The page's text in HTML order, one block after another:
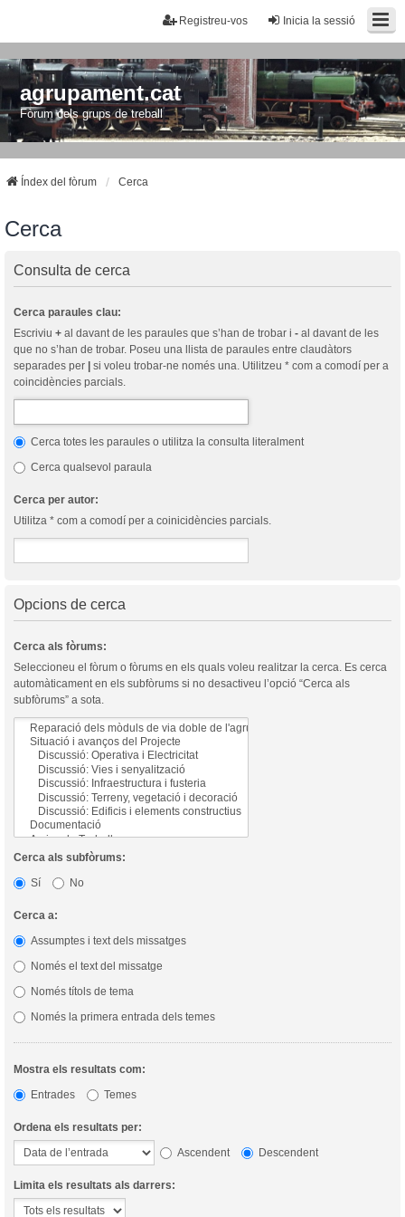
Inicia la sessió
Registreu-vos
agrupament.cat
Fòrum dels grups de treball
Índex del fòrum Cerca
Cerca
Consulta de cerca
Cerca paraules clau:
Escriviu + al davant de les paraules que s’han de trobar i - al davant de les
que no s’han de trobar. Poseu una llista de paraules entre claudàtors
separades per | si voleu trobar-ne només una. Utilitzeu * com a comodí per a
coincidències parcials.
Cerca totes les paraules o utilitza la consulta literalment
Cerca qualsevol paraula
Cerca per autor:
Utilitza * com a comodí per a coinicidències parcials.
Opcions de cerca
Cerca als fòrums:
Seleccioneu el fòrum o fòrums en els quals voleu realitzar la cerca. Es cerca
automàticament en els subfòrums si no desactiveu l’opció “Cerca als
subfòrums” a sota.
Cerca als subfòrums:
Sí
No
Cerca a:
Assumptes i text dels missatges
Només el text del missatge
Només títols de tema
Només la primera entrada dels temes
Mostra els resultats com:
Entrades
Temes
Ordena els resultats per:
Ascendent
Descendent
Limita els resultats als darrers: